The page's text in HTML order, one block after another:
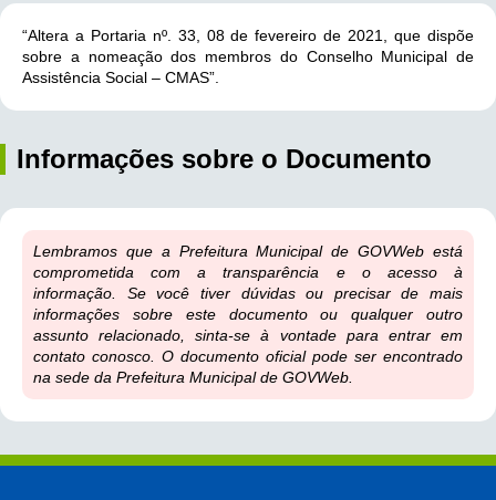
“Altera a Portaria nº. 33, 08 de fevereiro de 2021, que dispõe
sobre a nomeação dos membros do Conselho Municipal de
Assistência Social – CMAS”.
Informações sobre o Documento
Lembramos que a Prefeitura Municipal de GOVWeb está
comprometida com a transparência e o acesso à
informação. Se você tiver dúvidas ou precisar de mais
informações sobre este documento ou qualquer outro
assunto relacionado, sinta-se à vontade para entrar em
contato conosco. O documento oficial pode ser encontrado
na sede da Prefeitura Municipal de GOVWeb.